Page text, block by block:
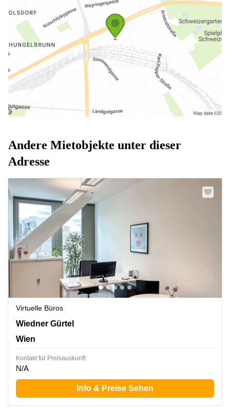
Andere Mietobjekte unter dieser
Adresse
Virtuelle Büros
Wiedner Gürtel 13,The Icon Vienna,Turm 24, 3. Etage,
Wiedner Gürtel
Wien
Kontakt für Preisauskunft:
N/A
Info & Preise Sehen